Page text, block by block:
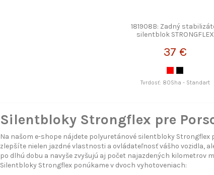
181908B: Zadný
silentblok STRONGFLEX
37 €
Tvrdosť: 80Sha - Standart
Silentbloky Strongflex pre
Na našom e-shope nájdete polyuretánové silentbloky
zlepšíte nielen jazdné vlastnosti a ovládateľnosť vášho vozidla,
po dlhú dobu a navyše zvyšujú aj počet najazdených kilometrov
Silentbloky Strongflex ponúkame v dvoch vyhotoveniach: